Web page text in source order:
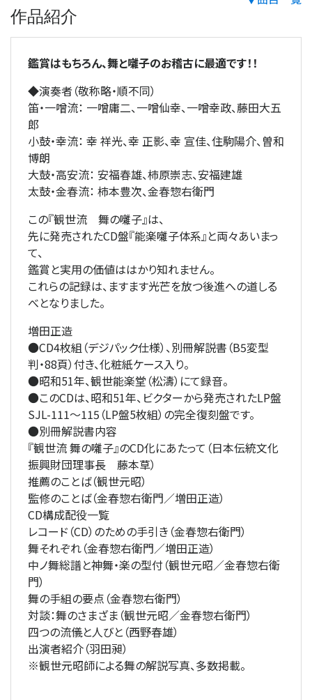
作品紹介
鑑賞はもちろん、舞と囃子のお稽古に最適です！！
◆演奏者（敬称略・順不同）
笛・一噌流： 一噌庸二、一噌仙幸、一噌幸政、藤田大五
郎
小鼓・幸流： 幸 祥光、幸 正影、幸 宣佳、住駒陽介、曽和
博朗
大鼓・高安流： 安福春雄、柿原崇志、安福建雄
太鼓・金春流： 柿本豊次、金春惣右衛門
この『観世流 舞の囃子』は、
先に発売されたCD盤『能楽囃子体系』と両々あいまっ
て、
鑑賞と実用の価値ははかり知れません。
これらの記録は、ますます光芒を放つ後進への道しる
べとなりました。
増田正造
●CD4枚組（デジパック仕様）、別冊解説書（B5変型
判・88頁）付き、化粧紙ケース入り。
●昭和51年、観世能楽堂（松濤）にて録音。
●このCDは、昭和51年、ビクターから発売されたLP盤
SJL-111～115（LP盤5枚組）の完全復刻盤です。
●別冊解説書内容
『観世流 舞の囃子』のCD化にあたって（日本伝統文化
振興財団理事長 藤本草）
推薦のことば（観世元昭）
監修のことば（金春惣右衛門／増田正造）
CD構成配役一覧
レコード（CD）のための手引き（金春惣右衛門）
舞それぞれ（金春惣右衛門／増田正造）
中ノ舞総譜と神舞・楽の型付（観世元昭／金春惣右衛
門）
舞の手組の要点（金春惣右衛門）
対談：舞のさまざま（観世元昭／金春惣右衛門）
四つの流儀と人びと（西野春雄）
出演者紹介（羽田昶）
※観世元昭師による舞の解説写真、多数掲載。